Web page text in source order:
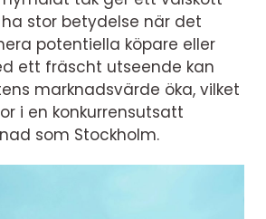
stor betydelse när det
potentiella köpare eller
ett fräscht utseende kan
marknadsvärde öka, vilket
i en konkurrensutsatt
som Stockholm.